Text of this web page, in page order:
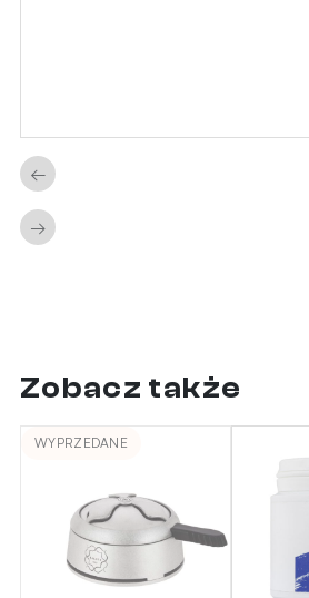
←
→
Zobacz także
WYPRZEDANE